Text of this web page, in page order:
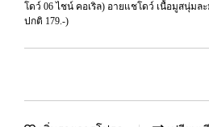
โดว์ 06 ไชน์ คอเริล) อายแชโดว์ เนื้อมูสนุ่มล
ปกติ 179.-)